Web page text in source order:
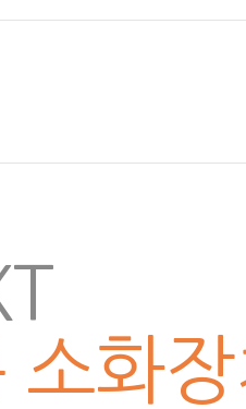
소화